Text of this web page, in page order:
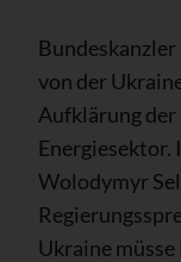
von der
Aufklärung
Energiesektor.
Wolodymyr
Ukraine